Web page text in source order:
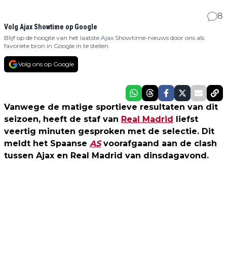
8
Volg Ajax Showtime op Google
Blijf op de hoogte van het laatste Ajax Showtime-nieuws door ons als
favoriete bron in Google in te stellen.
Volg ons op Google
Vanwege de matige sportieve resultaten van dit
seizoen, heeft de staf van Real Madrid liefst
veertig minuten gesproken met de selectie. Dit
meldt het Spaanse ASvoorafgaand aan de clash
tussen Ajax en Real Madrid van dinsdagavond.